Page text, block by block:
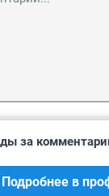
было бы
уже
за
Подробнее в